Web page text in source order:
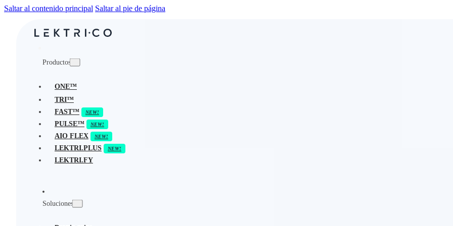
Saltar al contenido principal Saltar al pie de página
Productos
ONE™
TRI™
FAST™
PULSE™
AIO FLEX
LEKTRI.PLUS
LEKTRI.FY
Soluciones